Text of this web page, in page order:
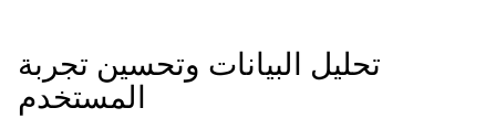
تحليل البيانات وتحسين تجربة
المستخدم